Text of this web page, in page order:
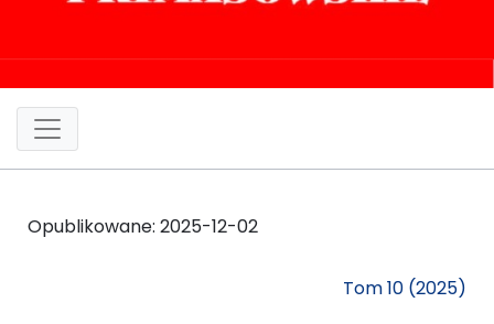
Opublikowane: 2025-12-02
Tom 10 (2025)